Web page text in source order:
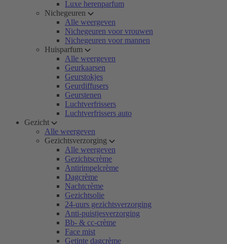
Luxe herenparfum
Nichegeuren
Alle weergeven
Nichegeuren voor vrouwen
Nichegeuren voor mannen
Huisparfum
Alle weergeven
Geurkaarsen
Geurstokjes
Geurdiffusers
Geurstenen
Luchtverfrissers
Luchtverfrissers auto
Gezicht
Alle weergeven
Gezichtsverzorging
Alle weergeven
Gezichtscrème
Antirimpelcrème
Dagcrème
Nachtcrème
Gezichtsolie
24-uurs gezichtsverzorging
Anti-puistjesverzorging
Bb- & cc-crème
Face mist
Getinte dagcrème